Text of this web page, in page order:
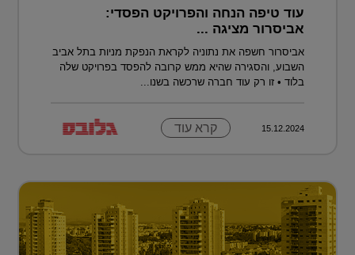
עוד טיפה הנחה והפרויקט הפסדי:
אביסרור מציגה ...
אביסרור חשפה את נתוניה לקראת הנפקת מניות בתל אביב
השבוע, והסגירה שהיא ממש קרובה להפסד בפרויקט שלה
בלוד • זו רק עוד חברה שרכשה בשנו...
15.12.2024 קרא עוד